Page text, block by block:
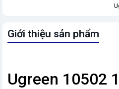
Giới thiệu sản phẩm
Ugreen 10502